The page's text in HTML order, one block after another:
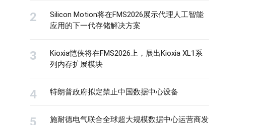
Silicon Motion将在FMS2026展示代理人工智能
应用的下一代存储解决方案
Kioxia恺侠将在FMS2026上，展出Kioxia XL1系
列内存扩展模块
特朗普政府拟定禁止中国数据中心设备
施耐德电气联合全球超大规模数据中心运营商发